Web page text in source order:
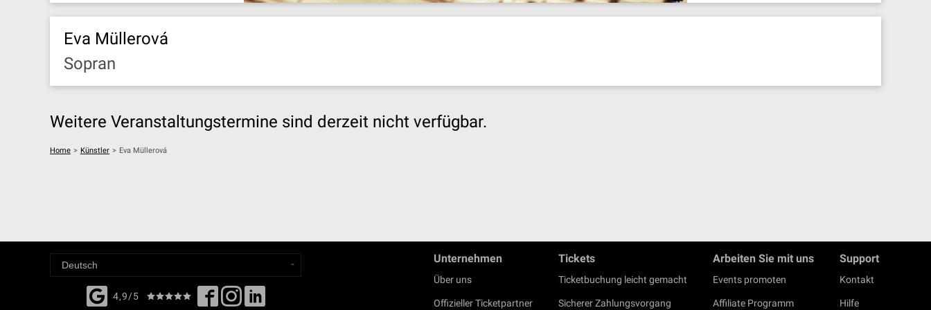
Eva Müllerová
Sopran
Weitere Veranstaltungstermine sind derzeit nicht verfügbar.
Home > Künstler > Eva Müllerová
4,9/5
Unternehmen
Über uns
Offizieller Ticketpartner
Tickets
Ticketbuchung leicht gemacht
Sicherer Zahlungsvorgang
Arbeiten Sie mit uns
Events promoten
Affiliate Programm
Support
Kontakt
Hilfe